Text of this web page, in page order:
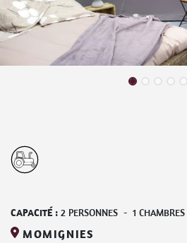
CAPACITÉ : 2 PERSONNES - 1 CHAMBRES
MOMIGNIES